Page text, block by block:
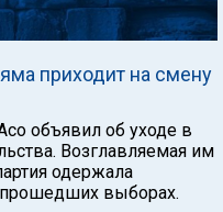
приходит на смену
объявил об уходе в
Возглавляемая им
одержала
выборах.